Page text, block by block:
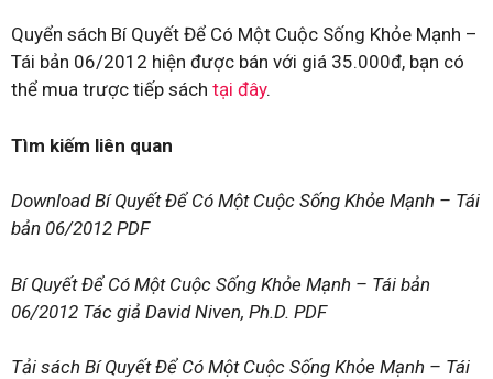
Quyển sách Bí Quyết Để Có Một Cuộc Sống Khỏe Mạnh –
Tái bản 06/2012 hiện được bán với giá 35.000đ, bạn có
thể mua trược tiếp sách tại đây.
Tìm kiếm liên quan
Download Bí Quyết Để Có Một Cuộc Sống Khỏe Mạnh – Tái
bản 06/2012 PDF
Bí Quyết Để Có Một Cuộc Sống Khỏe Mạnh – Tái bản
06/2012 Tác giả David Niven, Ph.D. PDF
Tải sách Bí Quyết Để Có Một Cuộc Sống Khỏe Mạnh – Tái